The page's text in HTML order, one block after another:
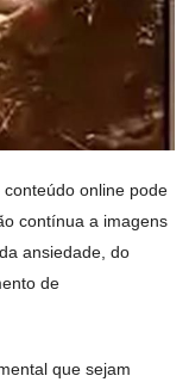
online pode
contínua a imagens
ansiedade, do
de
que sejam